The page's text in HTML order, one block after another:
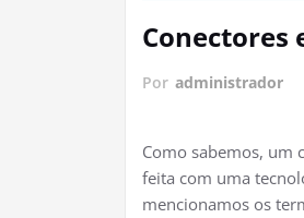
Conectores
Por administrador
Como sabemos, um
feita com uma
mencionamos os